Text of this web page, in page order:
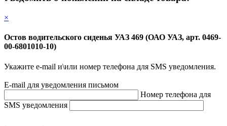
×
Остов водительского сиденья УАЗ 469 (ОАО УАЗ, арт. 0469-
00-6801010-10)
Укажите e-mail и\или номер телефона для SMS уведомления.
E-mail для уведомления письмом
Номер телефона для
SMS уведомления